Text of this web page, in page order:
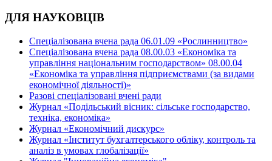
ДЛЯ НАУКОВЦІВ
Спеціалізована вчена рада 06.01.09 «Рослинництво»
Спеціалізована вчена рада 08.00.03 «Економіка та
управління національним господарством» 08.00.04
«Економіка та управління підприємствами (за видами
економічної діяльності)»
Разові спеціалізовані вчені ради
Журнал «Подільський вісник: сільське господарство,
техніка, економіка»
Журнал «Економічний дискурс»
Журнал «Інститут бухгалтерського обліку, контроль та
аналіз в умовах глобалізації»